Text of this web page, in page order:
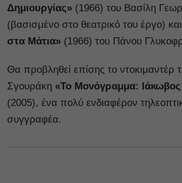
Δημιουργίας» (1966) του Βασίλη
(βασισμένο στο θεατρικό του έργο) και
στα Μάτια» (1966) του Πάνου
Θα προβληθεί επίσης το ντοκιμαντέρ
Σγουράκη «Το Μονόγραμμα:
(2005), ένα πολύ ενδιαφέρον
συγγραφέα.